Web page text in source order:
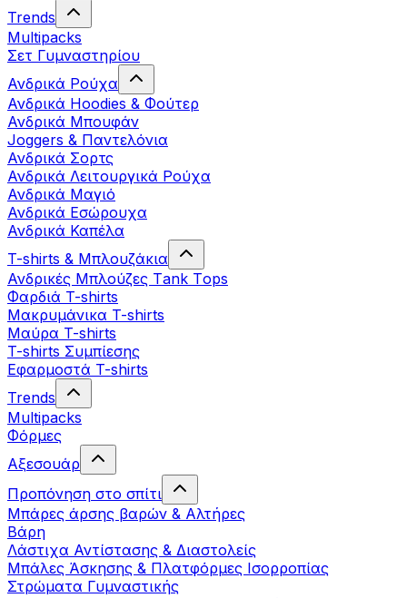
Trends
Multipacks
Σετ Γυμναστηρίου
Ανδρικά Ρούχα
Ανδρικά Hoodies & Φούτερ
Ανδρικά Μπουφάν
Joggers & Παντελόνια
Ανδρικά Σορτς
Ανδρικά Λειτουργικά Ρούχα
Ανδρικά Μαγιό
Ανδρικά Εσώρουχα
Ανδρικά Καπέλα
T-shirts & Μπλουζάκια
Ανδρικές Mπλούζες Τank Τops
Φαρδιά T-shirts
Μακρυμάνικα T-shirts
Μαύρα T-shirts
T-shirts Συμπίεσης
Εφαρμοστά T-shirts
Trends
Multipacks
Φόρμες
Αξεσουάρ
Προπόνηση στο σπίτι
Μπάρες άρσης βαρών & Αλτήρες
Βάρη
Λάστιχα Αντίστασης & Διαστολείς
Μπάλες Άσκησης & Πλατφόρμες Ισορροπίας
Στρώματα Γυμναστικής